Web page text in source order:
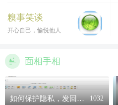
糗事笑谈
开心自己，愉悦他人
面相手相
如何保护隐私，发回复仅作者可见帖 1032